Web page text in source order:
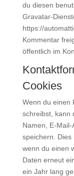
du diesen
Gravatar-
https://
Kommentar
öffentlich im
Cookies
Wenn du einen
schreibst, kann
Namen, E-
speichern. Dies
wenn du einen
Daten erneut
ein Jahr lang